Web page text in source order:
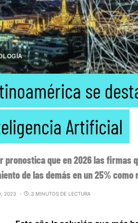
se
Artificial
pronostica que en 2026 las firmas
de las demás en un 25% como
2023 3 MINUTOS DE LECTURA